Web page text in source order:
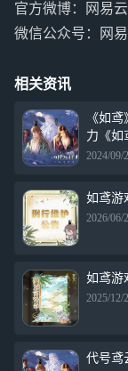
官方微博：网易
微信公众号：网
相关资讯
《如
力《如
2024/09/
如鸢游
2026/06/
如鸢游
2025/12/
代号鸢